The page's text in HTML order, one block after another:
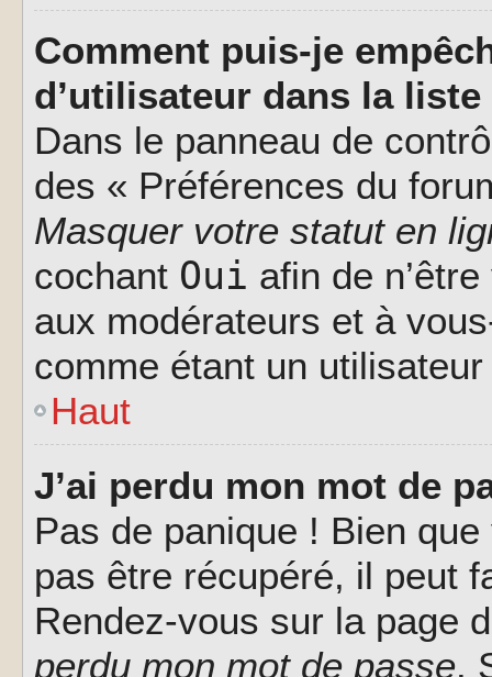
Comment puis-je
d’utilisateur dans la
Dans le panneau de
des « Préférences du
Masquer votre statut en
cochant Oui afin de
aux modérateurs et à
comme étant un
Haut
J’ai perdu mon mot de
Pas de panique ! Bien
pas être récupéré, il peut
Rendez-vous sur la page
perdu mon mot de passe.